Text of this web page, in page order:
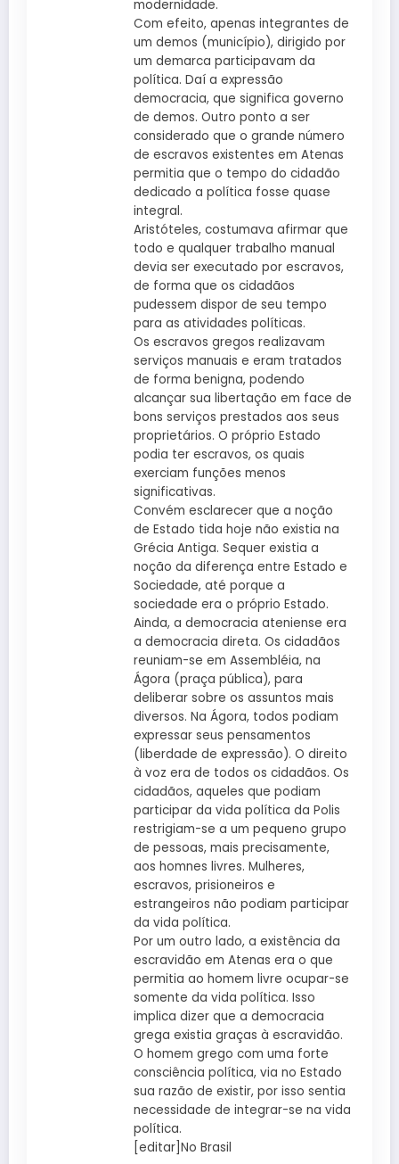
modernidade.
Com efeito, apenas integrantes de
um demos (município), dirigido por
um demarca participavam da
política. Daí a expressão
democracia, que significa governo
de demos. Outro ponto a ser
considerado que o grande número
de escravos existentes em Atenas
permitia que o tempo do cidadão
dedicado a política fosse quase
integral.
Aristóteles, costumava afirmar que
todo e qualquer trabalho manual
devia ser executado por escravos,
de forma que os cidadãos
pudessem dispor de seu tempo
para as atividades políticas.
Os escravos gregos realizavam
serviços manuais e eram tratados
de forma benigna, podendo
alcançar sua libertação em face de
bons serviços prestados aos seus
proprietários. O próprio Estado
podia ter escravos, os quais
exerciam funções menos
significativas.
Convém esclarecer que a noção
de Estado tida hoje não existia na
Grécia Antiga. Sequer existia a
noção da diferença entre Estado e
Sociedade, até porque a
sociedade era o próprio Estado.
Ainda, a democracia ateniense era
a democracia direta. Os cidadãos
reuniam-se em Assembléia, na
Ágora (praça pública), para
deliberar sobre os assuntos mais
diversos. Na Ágora, todos podiam
expressar seus pensamentos
(liberdade de expressão). O direito
à voz era de todos os cidadãos. Os
cidadãos, aqueles que podiam
participar da vida política da Polis
restrigiam-se a um pequeno grupo
de pessoas, mais precisamente,
aos homnes livres. Mulheres,
escravos, prisioneiros e
estrangeiros não podiam participar
da vida política.
Por um outro lado, a existência da
escravidão em Atenas era o que
permitia ao homem livre ocupar-se
somente da vida política. Isso
implica dizer que a democracia
grega existia graças à escravidão.
O homem grego com uma forte
consciência política, via no Estado
sua razão de existir, por isso sentia
necessidade de integrar-se na vida
política.
[editar]No Brasil